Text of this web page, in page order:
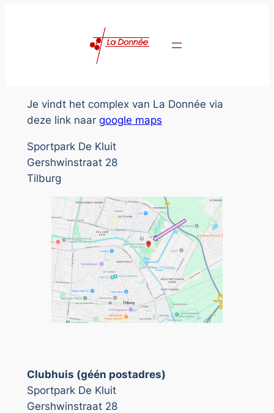
Je vindt het complex van La Donnée via
deze link naar google maps
Sportpark De Kluit
Gershwinstraat 28
Tilburg
Clubhuis (géén postadres)
Sportpark De Kluit
Gershwinstraat 28